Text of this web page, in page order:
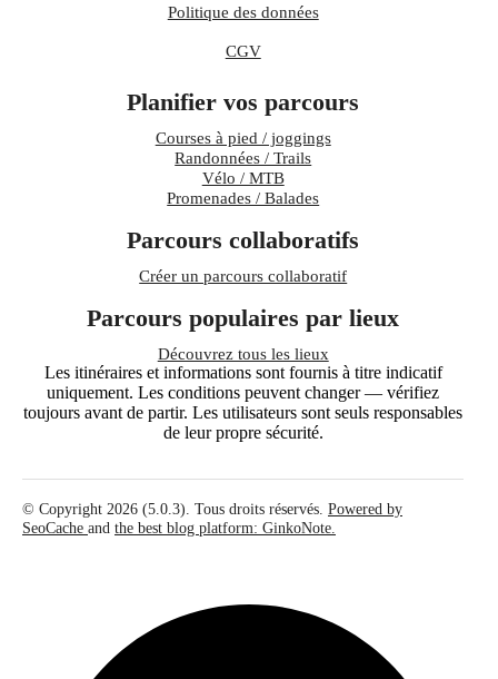
Politique des données
CGV
Planifier vos parcours
Courses à pied / joggings
Randonnées / Trails
Vélo / MTB
Promenades / Balades
Parcours collaboratifs
Créer un parcours collaboratif
Parcours populaires par lieux
Découvrez tous les lieux
Les itinéraires et informations sont fournis à titre indicatif
uniquement. Les conditions peuvent changer — vérifiez
toujours avant de partir. Les utilisateurs sont seuls responsables
de leur propre sécurité.
© Copyright 2026 (5.0.3). Tous droits réservés. Powered by
SeoCache and the best blog platform: GinkoNote.